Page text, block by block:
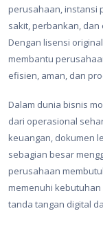
perusahaan, instansi
sakit, perbankan,
Dengan lisensi
membantu
efisien, aman, dan
Dalam dunia bisnis
dari operasional
keuangan, dokumen
sebagian besar
perusahaan
memenuhi
tanda tangan digital